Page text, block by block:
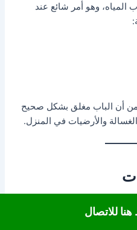
وهو أمر شائع عند
من أن الباب مغلق بشكل صحيح
والأرضيات في المنزل.
داخل الغسالة ويؤثر
الصيانة:
للاتصال